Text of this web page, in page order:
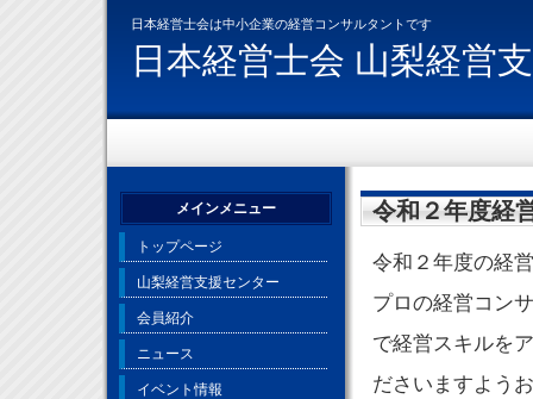
日本経営士会は中小企業の経営コンサルタントです
日本経営士会 山梨経営
令和２年度経
令和２年度の経
プロの経営コン
で経営スキルを
ださいますよう
メインメニュー
トップページ
山梨経営支援センター
会員紹介
ニュース
イベント情報